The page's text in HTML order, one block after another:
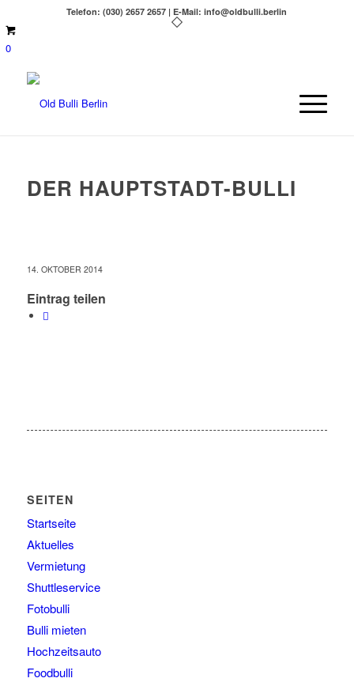
Telefon: (030) 2657 2657 | E-Mail: info@oldbulli.berlin
0
DER HAUPTSTADT-BULLI
14. OKTOBER 2014
Eintrag teilen
SEITEN
Startseite
Aktuelles
Vermietung
Shuttleservice
Fotobulli
Bulli mieten
Hochzeitsauto
Foodbulli